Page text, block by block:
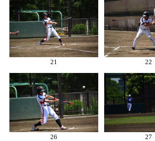
21 22
26 27